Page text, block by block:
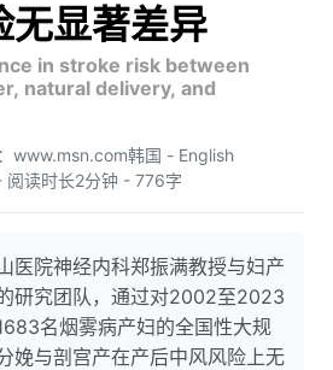
无显著差异
in stroke risk between
natural delivery, and
www.msn.com韩国 - English
读时长2分钟 - 776字
医院神经内科郑振满教授与妇产
研究团队，通过对2002至2023
名烟雾病产妇的全国性大规
娩与剖宫产在产后中风风险上无